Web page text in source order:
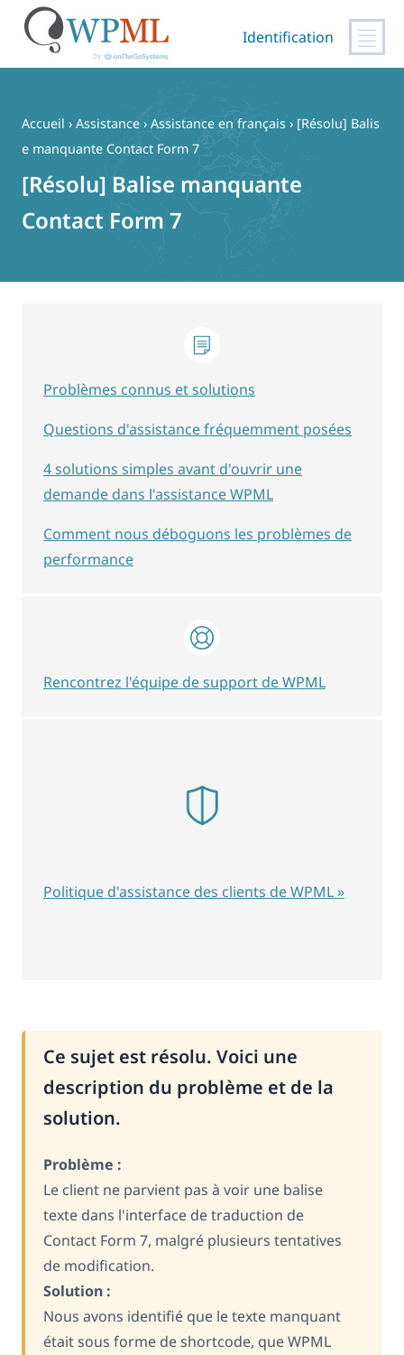
contenu
Identification
Accueil › Assistance › Assistance en français › [Résolu] Balis
e manquante Contact Form 7
[Résolu] Balise manquante
Contact Form 7
Ce sujet est résolu. Voici une
description du problème et de la
solution.
Problème :
Le client ne parvient pas à voir une balise
texte dans l'interface de traduction de
Contact Form 7, malgré plusieurs tentatives
de modification.
Solution :
Nous avons identifié que le texte manquant
était sous forme de shortcode, que WPML
Problèmes connus et solutions
Questions d'assistance fréquemment posées
4 solutions simples avant d'ouvrir une
demande dans l'assistance WPML
Comment nous déboguons les problèmes de
performance
Rencontrez l'équipe de support de WPML
Politique d'assistance des clients de WPML »